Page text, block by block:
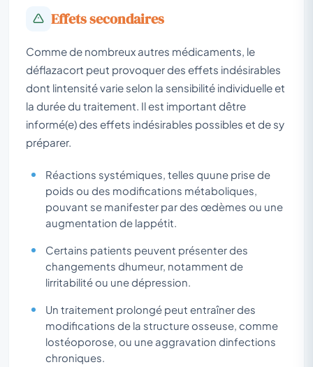
Effets secondaires
Comme de nombreux autres médicaments, le
déflazacort peut provoquer des effets indésirables
dont lintensité varie selon la sensibilité individuelle et
la durée du traitement. Il est important dêtre
informé(e) des effets indésirables possibles et de sy
préparer.
Réactions systémiques, telles quune prise de
poids ou des modifications métaboliques,
pouvant se manifester par des œdèmes ou une
augmentation de lappétit.
Certains patients peuvent présenter des
changements dhumeur, notamment de
lirritabilité ou une dépression.
Un traitement prolongé peut entraîner des
modifications de la structure osseuse, comme
lostéoporose, ou une aggravation dinfections
chroniques.